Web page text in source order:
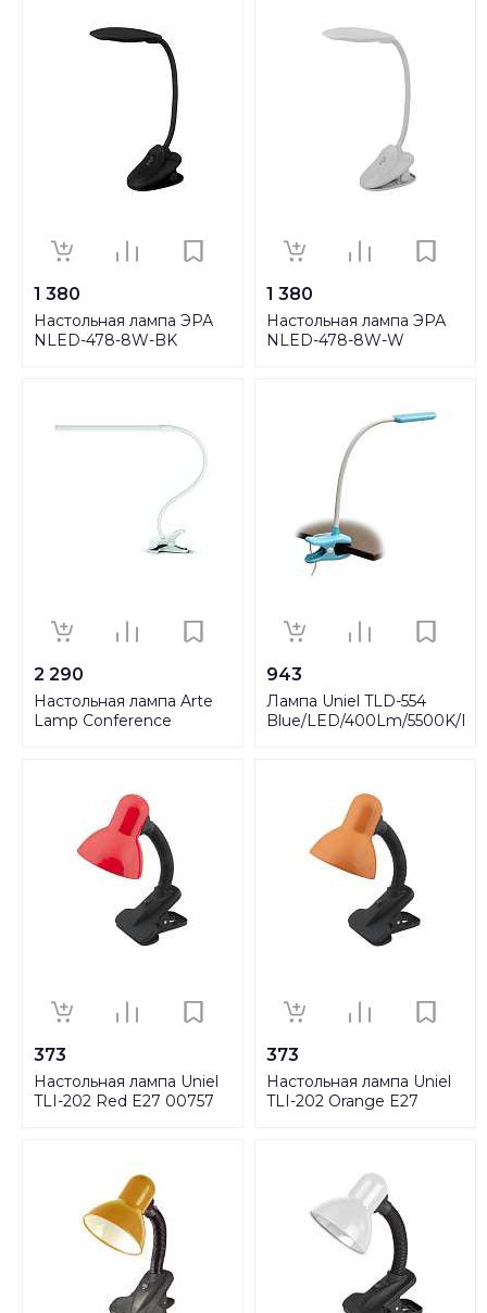
1 380
Настольная лампа ЭРА
NLED-478-8W-BK
1 380
Настольная лампа ЭРА
NLED-478-8W-W
2 290
Настольная лампа Arte
Lamp Conference
943
Лампа Uniel TLD-554
Blue/LED/400Lm/5500K/
373
Настольная лампа Uniel
TLI-202 Red E27 00757
373
Настольная лампа Uniel
TLI-202 Orange E27